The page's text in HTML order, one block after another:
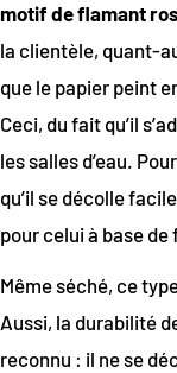
motif de flamant
la clientèle, quant-
que le papier peint
Ceci, du fait qu’il
les salles d’eau.
qu’il se décolle
pour celui à base
Même séché, ce
Aussi, la durabilité
reconnu : il ne se